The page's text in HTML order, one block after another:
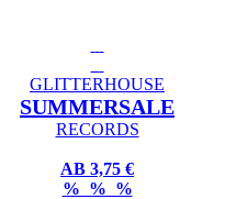
GLITTERHOUSE
SUMMERSALE
RECORDS
AB 3,75 €
% % %